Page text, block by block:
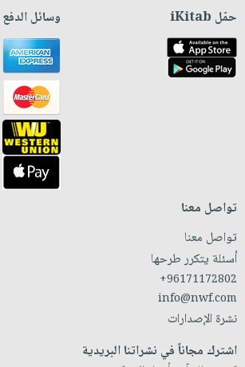
حمّل iKitab وسائل الدفع
تواصل معنا
تواصل معنا
أسئلة يتكرر طرحها
+96171172802
info@nwf.com
نشرة الإصدارات
اشترك مجاناً في نشراتنا البريدية